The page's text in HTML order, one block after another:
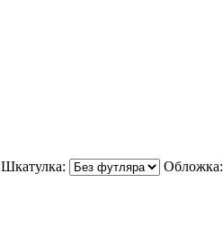
Шкатулка: Обложка: